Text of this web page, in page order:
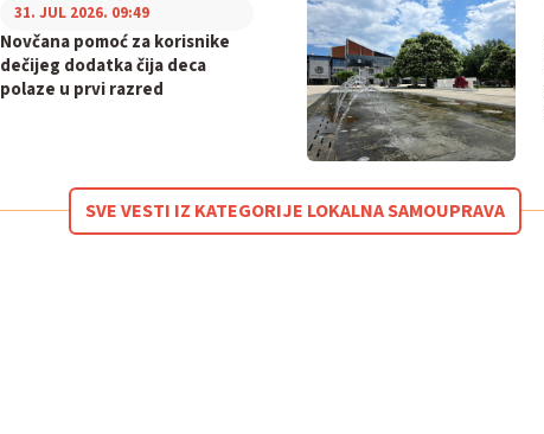
Novčana pomoć za korisnike
dečijeg dodatka čija deca
polaze u prvi razred
31. JUL 2026. 09:49
SVE VESTI IZ KATEGORIJE LOKALNA SAMOUPRAVA